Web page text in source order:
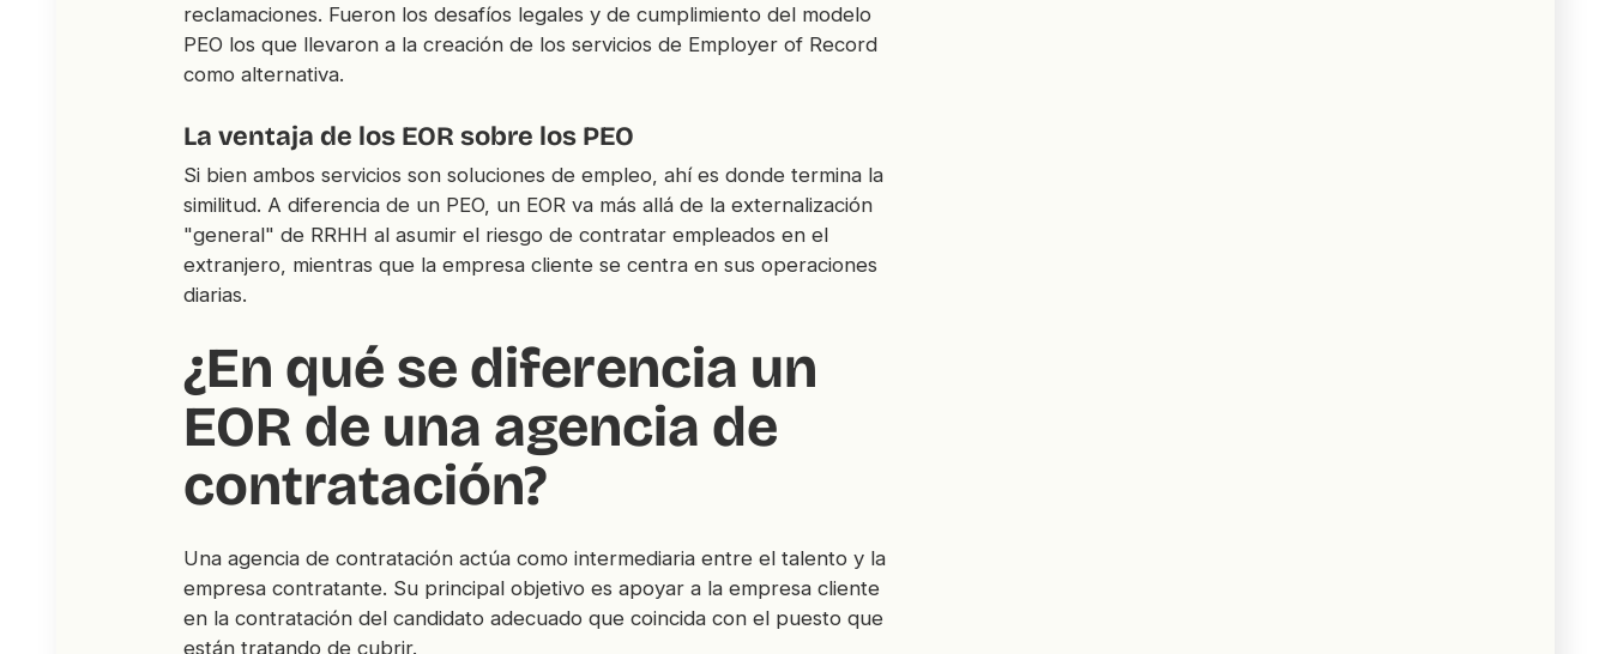
reclamaciones. Fueron los desafíos legales y de cumplimiento del modelo
PEO los que llevaron a la creación de los servicios de Employer of Record
como alternativa.
La ventaja de los EOR sobre los PEO
Si bien ambos servicios son soluciones de empleo, ahí es donde termina la
similitud. A diferencia de un PEO, un EOR va más allá de la externalización
"general" de RRHH al asumir el riesgo de contratar empleados en el
extranjero, mientras que la empresa cliente se centra en sus operaciones
diarias.
¿En qué se diferencia un
EOR de una agencia de
contratación?
Una agencia de contratación actúa como intermediaria entre el talento y la
empresa contratante. Su principal objetivo es apoyar a la empresa cliente
en la contratación del candidato adecuado que coincida con el puesto que
están tratando de cubrir.